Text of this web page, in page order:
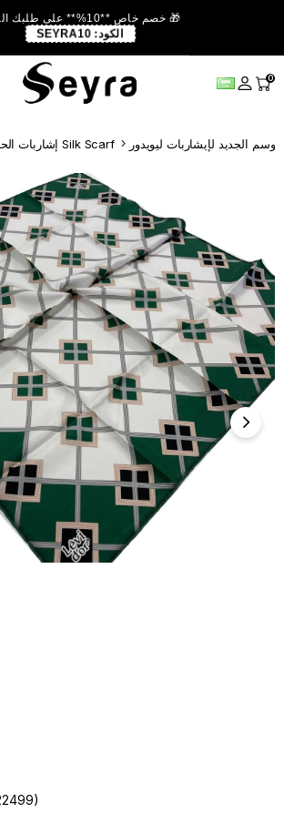
🎁 خصم خاص **10%** على طلبك الأول!
الكود: SEYRA10
0
إشاربات الحرير Silk Scarf